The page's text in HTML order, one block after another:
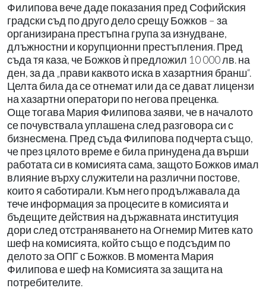
Филипова вече даде показания пред Софийския
градски съд по друго дело срещу Божков – за
организирана престъпна група за изнудване,
длъжностни и корупционни престъпления. Пред
съда тя каза, че Божков ѝ предложил 10 000 лв. на
ден, за да „прави каквото иска в хазартния бранш“.
Целта била да се отнемат или да се дават лицензи
на хазартни оператори по негова преценка.
Още тогава Мария Филипова заяви, че в началото
се почувствала уплашена след разговора си с
бизнесмена. Пред съда Филипова подчерта също,
че през цялото време е била принудена да върши
работата си в комисията сама, защото Божков имал
влияние върху служители на различни постове,
които я саботирали. Към него продължавала да
тече информация за процесите в комисията и
бъдещите действия на държавната институция
дори след отстраняването на Огнемир Митев като
шеф на комисията, който също е подсъдим по
делото за ОПГ с Божков. В момента Мария
Филипова е шеф на Комисията за защита на
потребителите.